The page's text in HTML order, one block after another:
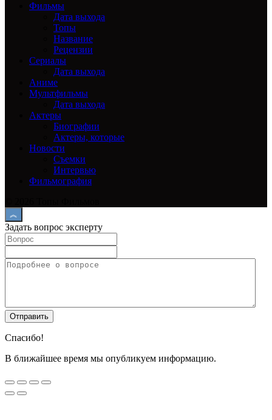
Фильмы
Дата выхода
Топы
Название
Рецензии
Сериалы
Дата выхода
Аниме
Мультфильмы
Дата выхода
Актеры
Биографии
Актеры, которые
Новости
Съемки
Интервью
Фильмография
Задать вопрос эксперту
Спасибо!
В ближайшее время мы опубликуем информацию.